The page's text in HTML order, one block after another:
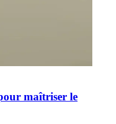
maîtriser le